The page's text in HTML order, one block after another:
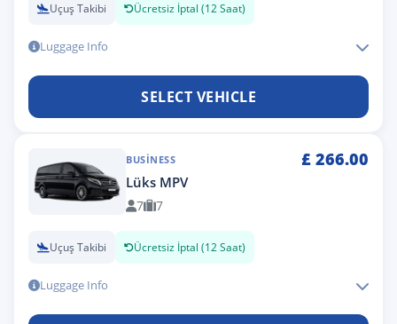
Uçuş Takibi Ücretsiz İptal (12 Saat)
Luggage Info
SELECT VEHICLE
BUSINESS £ 266.00
Lüks MPV
7 7
Uçuş Takibi Ücretsiz İptal (12 Saat)
Luggage Info